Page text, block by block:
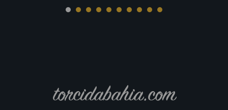
torcidabahia.com